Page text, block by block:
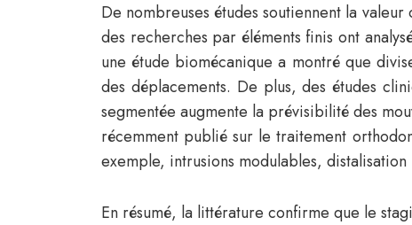
De nombreuses études soutiennent la
des recherches par éléments finis ont
une étude biomécanique a montré que
des déplacements. De plus, des études
segmentée augmente la prévisibilité des
récemment publié sur le traitement
exemple, intrusions modulables,
En résumé, la littérature confirme que le